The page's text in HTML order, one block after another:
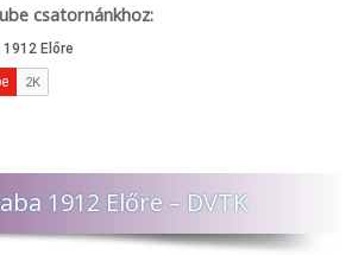
csatornánkhoz:
1912 Előre – DVTK